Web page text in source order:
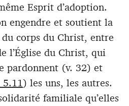
Esprit d’adoption.
engendre et soutient la
corps du Christ, entre
l’Église du Christ, qui
pardonnent (v. 32) et
5.11) les uns, les autres.
familiale qu’elles